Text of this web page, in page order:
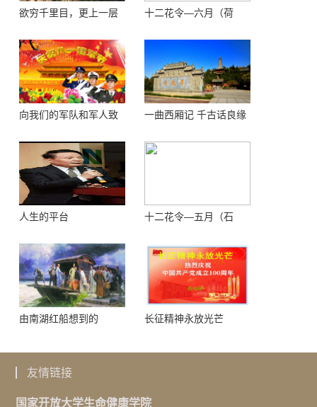
欲穷千里目，更上一层
十二花令—六月（荷
向我们的军队和军人致
一曲西厢记 千古话良缘
人生的平台
十二花令—五月（石
由南湖红船想到的 长征精神永放光芒
友情链接
国家开放大学生命健康学院